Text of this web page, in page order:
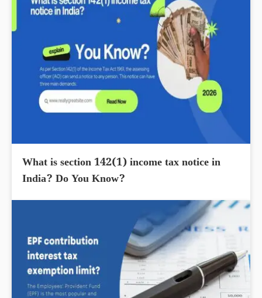
What is section 142(1) income tax notice in
India? Do You Know?